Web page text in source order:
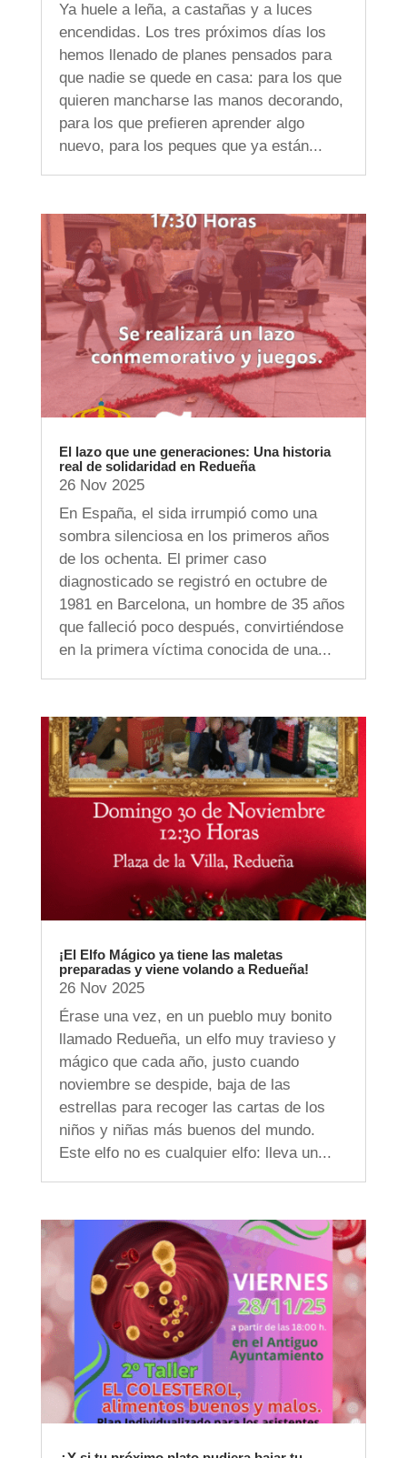
Ya huele a leña, a castañas y a luces
encendidas. Los tres próximos días los
hemos llenado de planes pensados para
que nadie se quede en casa: para los que
quieren mancharse las manos decorando,
para los que prefieren aprender algo
nuevo, para los peques que ya están...
El lazo que une generaciones: Una historia
real de solidaridad en Redueña
26 Nov 2025
En España, el sida irrumpió como una
sombra silenciosa en los primeros años
de los ochenta. El primer caso
diagnosticado se registró en octubre de
1981 en Barcelona, un hombre de 35 años
que falleció poco después, convirtiéndose
en la primera víctima conocida de una...
¡El Elfo Mágico ya tiene las maletas
preparadas y viene volando a Redueña!
26 Nov 2025
Érase una vez, en un pueblo muy bonito
llamado Redueña, un elfo muy travieso y
mágico que cada año, justo cuando
noviembre se despide, baja de las
estrellas para recoger las cartas de los
niños y niñas más buenos del mundo.
Este elfo no es cualquier elfo: lleva un...